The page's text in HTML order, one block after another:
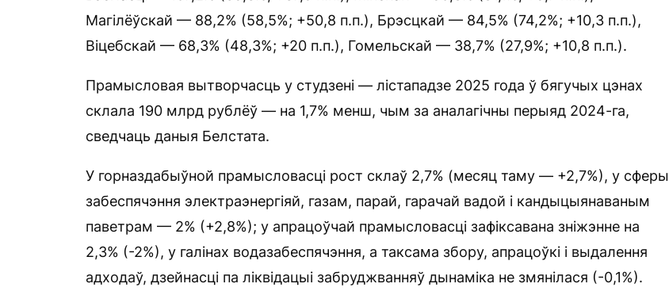
Магілёўскай — 88,2% (58,5%; +50,8 п.п.), Брэсцкай — 84,5% (74,2%; +10,3 п.п.),
Віцебскай — 68,3% (48,3%; +20 п.п.), Гомельскай — 38,7% (27,9%; +10,8 п.п.).
Прамысловая вытворчасць у студзені — лістападзе 2025 года ў бягучых цэнах
склала 190 млрд рублёў — на 1,7% менш, чым за аналагічны перыяд 2024-га,
сведчаць даныя Белстата.
У горназдабыўной прамысловасці рост склаў 2,7% (месяц таму — +2,7%), у сферы
забеспячэння электраэнергіяй, газам, парай, гарачай вадой і кандыцыянаваным
паветрам — 2% (+2,8%); у апрацоўчай прамысловасці зафіксавана зніжэнне на
2,3% (-2%), у галінах водазабеспячэння, а таксама збору, апрацоўкі і выдалення
адходаў, дзейнасці па ліквідацыі забруджванняў дынаміка не змянілася (-0,1%).